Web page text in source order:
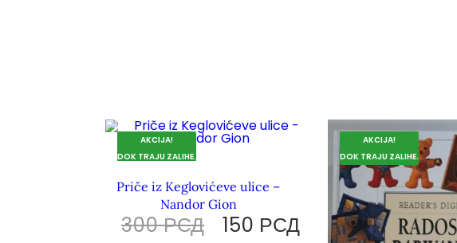
AKCIJA!
DOK TRAJU ZALIHE.
Priče iz Keglovićeve ulice –
Nandor Gion
300РСД 150 РСД
AKCIJA!
DOK TRAJU ZALIHE.